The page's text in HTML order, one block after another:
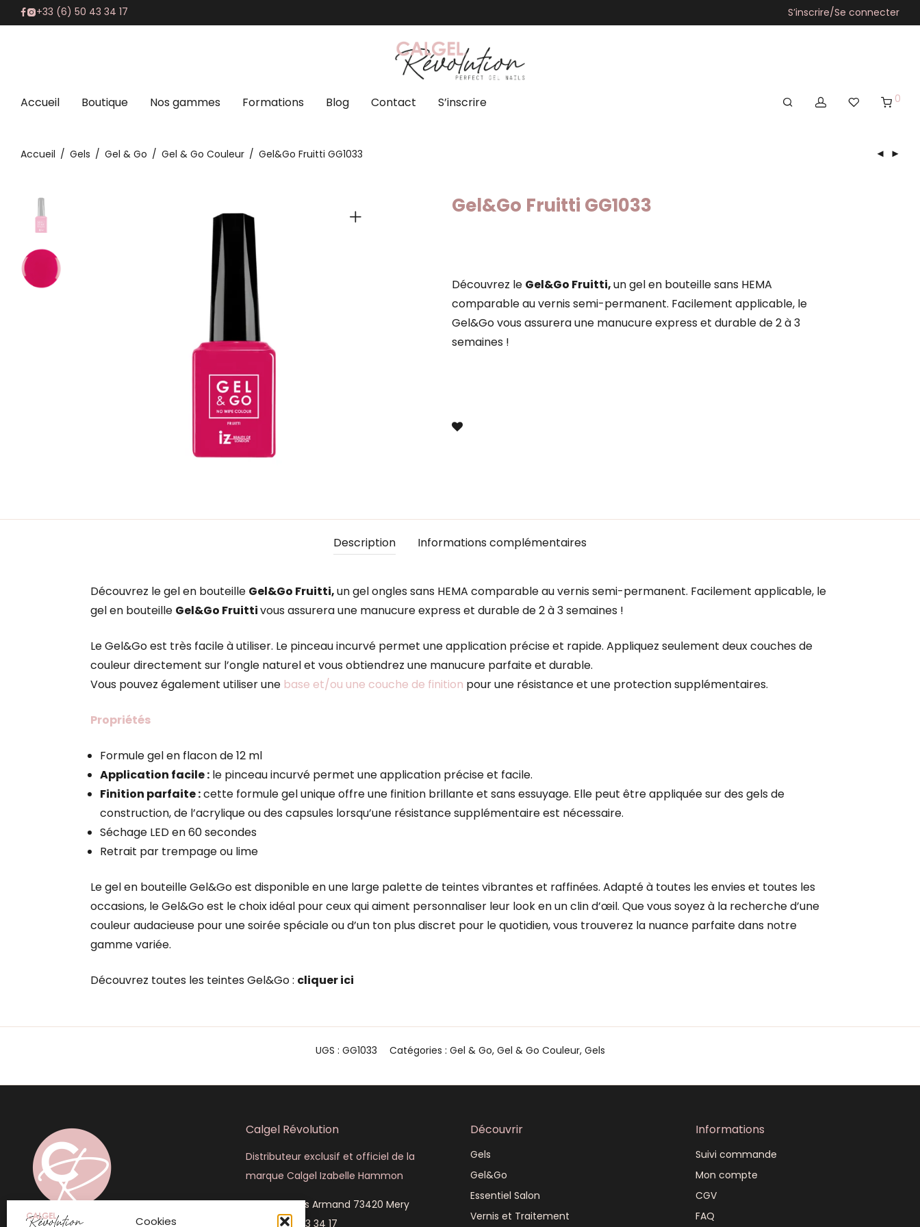
Cookies
+33 (6) 50 43 34 17 S’inscrire/Se connecter
Accueil Boutique Nos gammes Formations Blog Contact S’inscrire 0
Accueil / Gels / Gel & Go / Gel & Go Couleur / Gel&Go Fruitti GG1033
Gel&Go Fruitti GG1033
Découvrez le Gel&Go Fruitti,un gel en bouteille sans HEMA
comparable au vernis semi-permanent. Facilement applicable, le
Gel&Go vous assurera une manucure express et durable de 2 à 3
semaines !
Description Informations complémentaires
Découvrez le gel en bouteille Gel&Go Fruitti,un gel ongles sans HEMA comparable au vernis semi-permanent. Facilement applicable, le
gel en bouteille Gel&Go Fruittivous assurera une manucure express et durable de 2 à 3 semaines !
Le Gel&Go est très facile à utiliser. Le pinceau incurvé permet une application précise et rapide. Appliquez seulement deux couches de
couleur directement sur l’ongle naturel et vous obtiendrez une manucure parfaite et durable.
Vous pouvez également utiliser une base et/ou une couche de finition pour une résistance et une protection supplémentaires.
Propriétés
Formule gel en flacon de 12 ml
Application facile : le pinceau incurvé permet une application précise et facile.
Finition parfaite :cette formule gel unique offre une finition brillante et sans essuyage. Elle peut être appliquée sur des gels de
construction, de l’acrylique ou des capsules lorsqu’une résistance supplémentaire est nécessaire.
Séchage LED en 60 secondes
Retrait par trempage ou lime
Le gel en bouteille Gel&Go est disponible en une large palette de teintes vibrantes et raffinées. Adapté à toutes les envies et toutes les
occasions, le Gel&Go est le choix idéal pour ceux qui aiment personnaliser leur look en un clin d’œil. Que vous soyez à la recherche d’une
couleur audacieuse pour une soirée spéciale ou d’un ton plus discret pour le quotidien, vous trouverez la nuance parfaite dans notre
gamme variée.
Découvrez toutes les teintes Gel&Go : cliquer ici
UGS : GG1033 Catégories : Gel & Go, Gel & Go Couleur, Gels
Calgel Révolution
Distributeur exclusif et officiel de la
marque Calgel Izabelle Hammon
445 rue Louis Armand 73420 Mery
+33 (6) 50 43 34 17
Découvrir
Gels
Gel&Go
Essentiel Salon
Vernis et Traitement
Informations
Suivi commande
Mon compte
CGV
FAQ